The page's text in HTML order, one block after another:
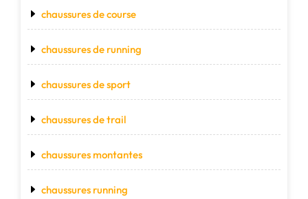
chaussures de course
chaussures de running
chaussures de sport
chaussures de trail
chaussures montantes
chaussures running